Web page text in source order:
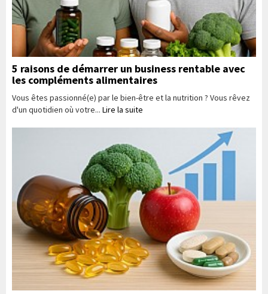
5 raisons de démarrer un business rentable avec
les compléments alimentaires
Vous êtes passionné(e) par le bien-être et la nutrition ? Vous rêvez
d'un quotidien où votre... Lire la suite